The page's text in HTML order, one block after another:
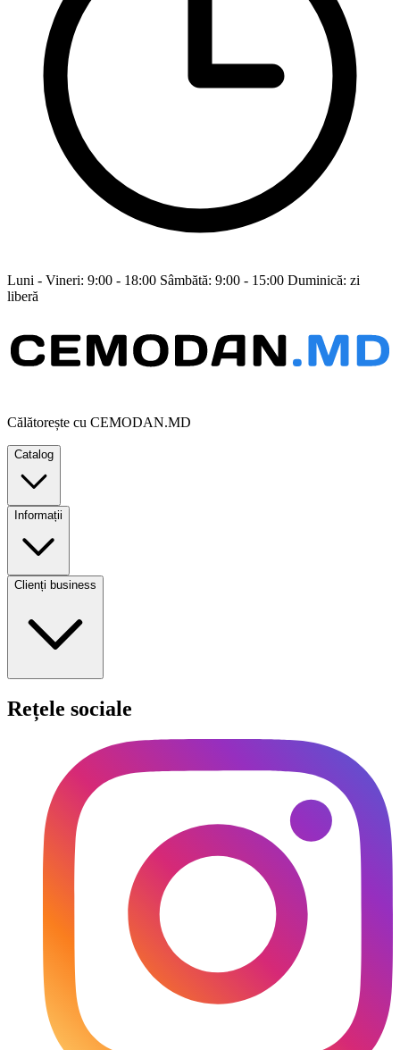
Luni - Vineri: 9:00 - 18:00 Sâmbătă: 9:00 - 15:00 Duminică: zi
liberă
Călătorește cu CEMODAN.MD
Catalog
Informații
Clienți business
Rețele sociale